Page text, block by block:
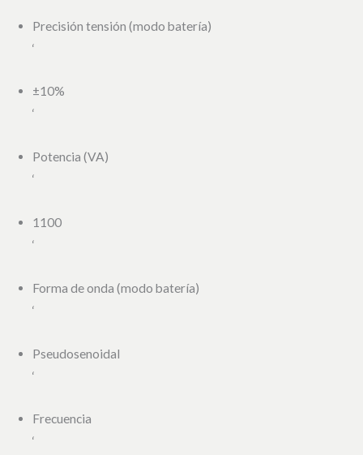
Precisión tensión (modo batería)
‘
±10%
‘
Potencia (VA)
‘
1100
‘
Forma de onda (modo batería)
‘
Pseudosenoidal
‘
Frecuencia
‘